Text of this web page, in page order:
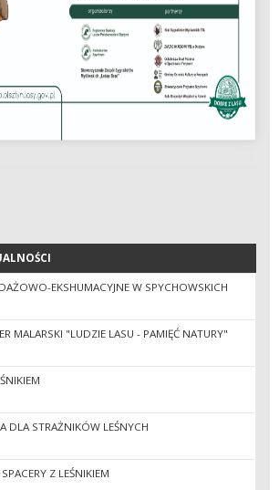
EKSHUMACYJNE W SPYCHOWSKICH
MALARSKI "LUDZIE LASU - PAMIĘĆ NATURY"
DLA STRAŻNIKÓW LEŚNYCH
Z LEŚNIKIEM